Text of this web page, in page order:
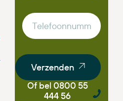
Verzenden
Of bel 0800 55
444 56